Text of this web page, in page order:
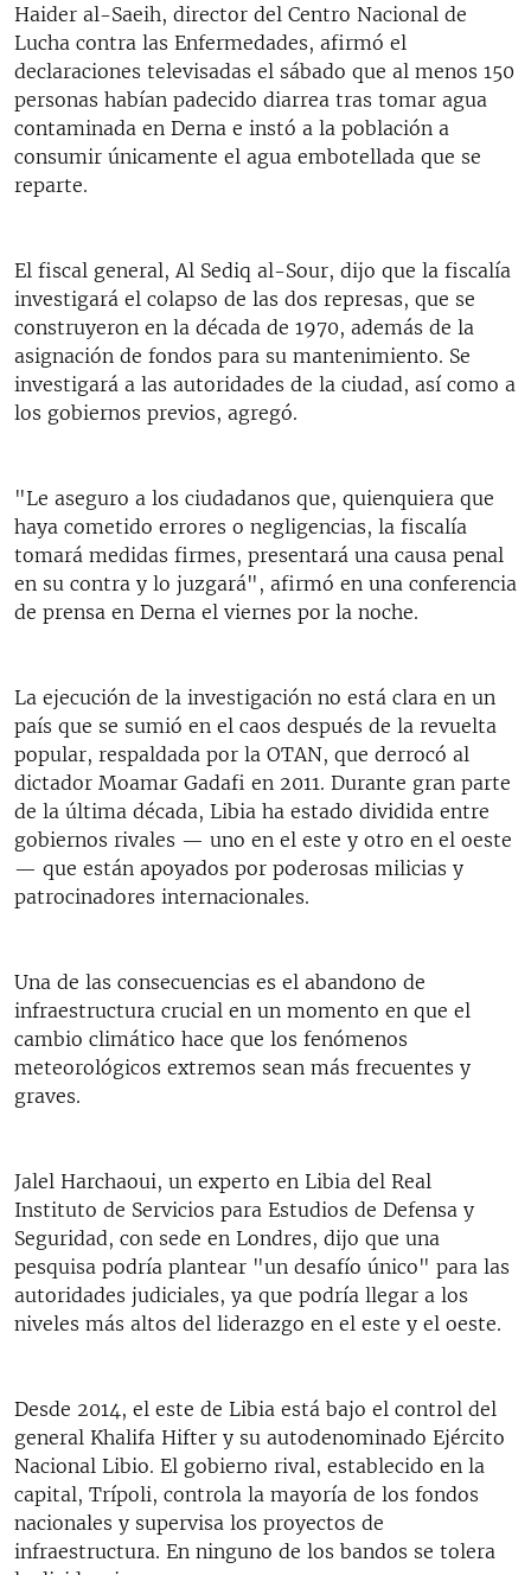
Haider al-Saeih, director del Centro Nacional de
Lucha contra las Enfermedades, afirmó el
declaraciones televisadas el sábado que al menos 150
personas habían padecido diarrea tras tomar agua
contaminada en Derna e instó a la población a
consumir únicamente el agua embotellada que se
reparte.
El fiscal general, Al Sediq al-Sour, dijo que la fiscalía
investigará el colapso de las dos represas, que se
construyeron en la década de 1970, además de la
asignación de fondos para su mantenimiento. Se
investigará a las autoridades de la ciudad, así como a
los gobiernos previos, agregó.
"Le aseguro a los ciudadanos que, quienquiera que
haya cometido errores o negligencias, la fiscalía
tomará medidas firmes, presentará una causa penal
en su contra y lo juzgará", afirmó en una conferencia
de prensa en Derna el viernes por la noche.
La ejecución de la investigación no está clara en un
país que se sumió en el caos después de la revuelta
popular, respaldada por la OTAN, que derrocó al
dictador Moamar Gadafi en 2011. Durante gran parte
de la última década, Libia ha estado dividida entre
gobiernos rivales — uno en el este y otro en el oeste
— que están apoyados por poderosas milicias y
patrocinadores internacionales.
Una de las consecuencias es el abandono de
infraestructura crucial en un momento en que el
cambio climático hace que los fenómenos
meteorológicos extremos sean más frecuentes y
graves.
Jalel Harchaoui, un experto en Libia del Real
Instituto de Servicios para Estudios de Defensa y
Seguridad, con sede en Londres, dijo que una
pesquisa podría plantear "un desafío único" para las
autoridades judiciales, ya que podría llegar a los
niveles más altos del liderazgo en el este y el oeste.
Desde 2014, el este de Libia está bajo el control del
general Khalifa Hifter y su autodenominado Ejército
Nacional Libio. El gobierno rival, establecido en la
capital, Trípoli, controla la mayoría de los fondos
nacionales y supervisa los proyectos de
infraestructura. En ninguno de los bandos se tolera